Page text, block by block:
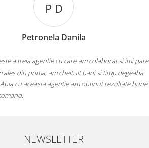
P D
Petronela Danila
a treia agentie cu care am colaborat si imi pare
ales din prima, am cheltuit bani si timp degeaba
cu aceasta agentie am obtinut rezultate bune
NEWSLETTER